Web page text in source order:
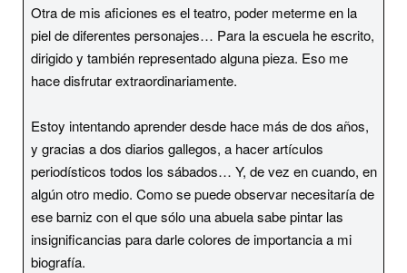
Otra de mis aficiones es el teatro, poder meterme en la
piel de diferentes personajes… Para la escuela he escrito,
dirigido y también representado alguna pieza. Eso me
hace disfrutar extraordinariamente.
Estoy intentando aprender desde hace más de dos años,
y gracias a dos diarios gallegos, a hacer artículos
periodísticos todos los sábados… Y, de vez en cuando, en
algún otro medio. Como se puede observar necesitaría de
ese barniz con el que sólo una abuela sabe pintar las
insignificancias para darle colores de importancia a mi
biografía.